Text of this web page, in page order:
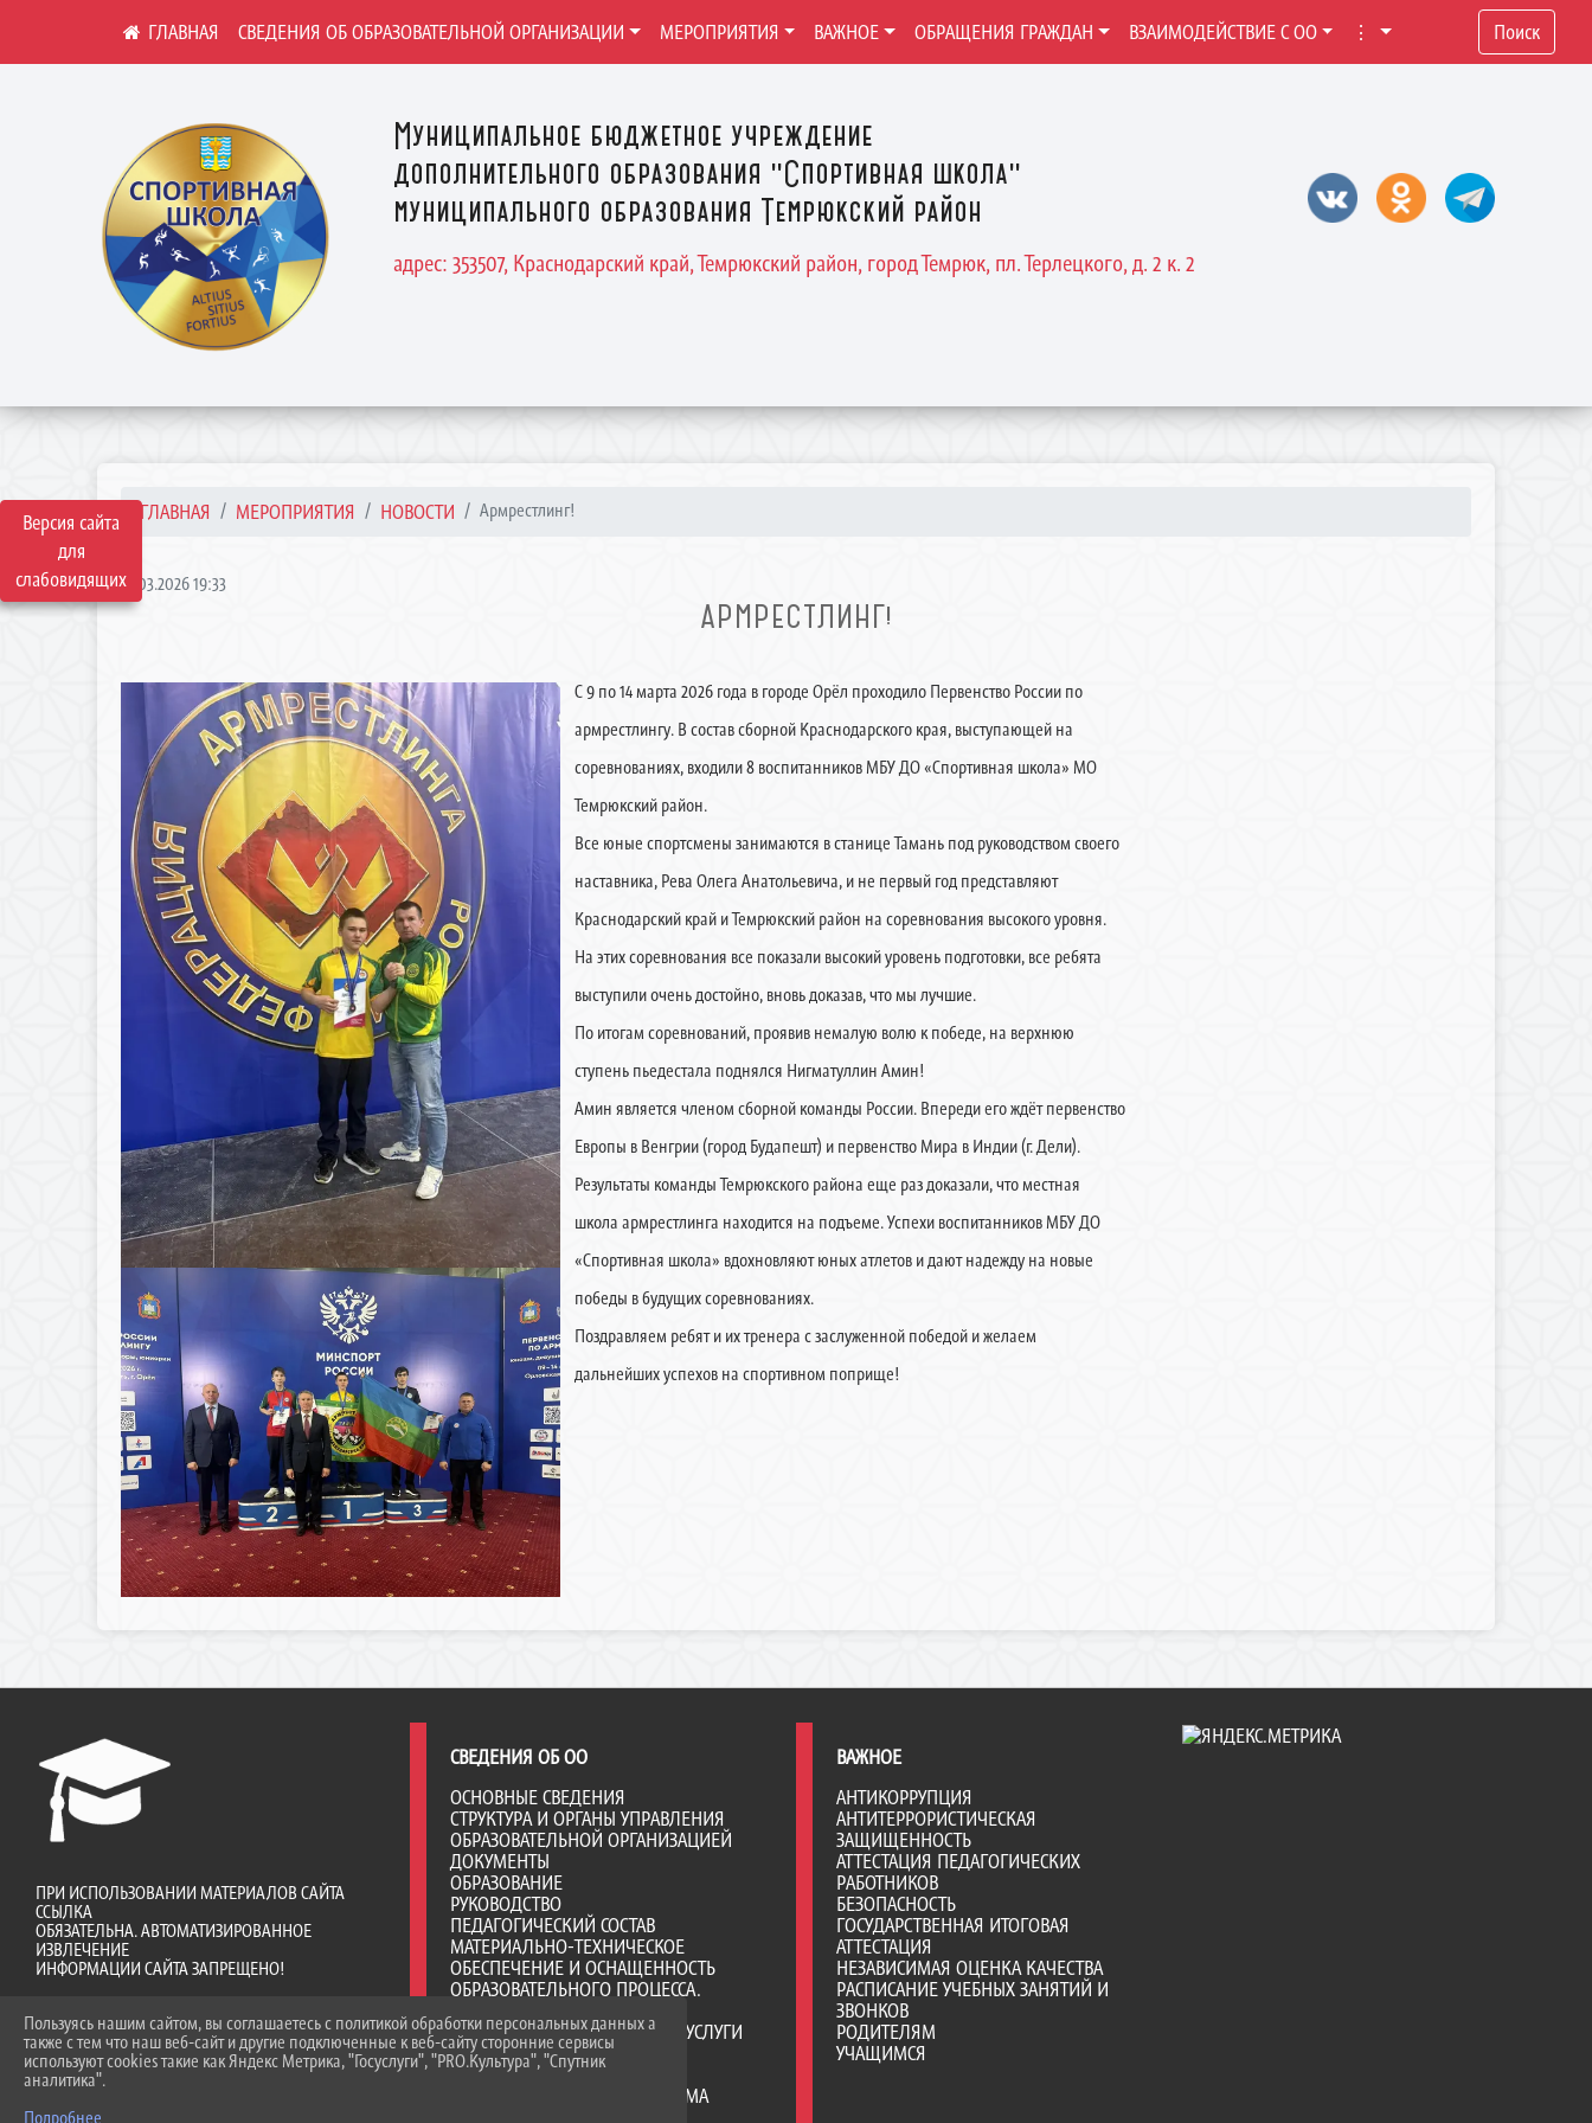
Версия сайта
для
слабовидящих
Муниципальное бюджетное учреждение
дополнительного образования "Спортивная школа"
муниципального образования Темрюкский район
адрес: 353507, Краснодарский край, Темрюкский район, город Темрюк, пл. Терлецкого, д. 2 к. 2
СВЕДЕНИЯ ОБ ОБРАЗОВАТЕЛЬНОЙ ОРГАНИЗАЦИИ МЕРОПРИЯТИЯ ВАЖНОЕ ОБРАЩЕНИЯ ГРАЖДАН ВЗАИМОДЕЙСТВИЕ С ОО ⋮ Поиск
ГЛАВНАЯ МЕРОПРИЯТИЯ НОВОСТИ Армрестлинг!
12.03.2026 19:33
АРМРЕСТЛИНГ!
С 9 по 14 марта 2026 года в городе Орёл проходило Первенство России по
армрестлингу. В состав сборной Краснодарского края, выступающей на
соревнованиях, входили 8 воспитанников МБУ ДО «Спортивная школа» МО
Темрюкский район.
Все юные спортсмены занимаются в станице Тамань под руководством своего
наставника, Рева Олега Анатольевича, и не первый год представляют
Краснодарский край и Темрюкский район на соревнования высокого уровня.
На этих соревнования все показали высокий уровень подготовки, все ребята
выступили очень достойно, вновь доказав, что мы лучшие.
По итогам соревнований, проявив немалую волю к победе, на верхнюю
ступень пьедестала поднялся Нигматуллин Амин!
Амин является членом сборной команды России. Впереди его ждёт первенство
Европы в Венгрии (город Будапешт) и первенство Мира в Индии (г. Дели).
Результаты команды Темрюкского района еще раз доказали, что местная
школа армрестлинга находится на подъеме. Успехи воспитанников МБУ ДО
«Спортивная школа» вдохновляют юных атлетов и дают надежду на новые
победы в будущих соревнованиях.
Поздравляем ребят и их тренера с заслуженной победой и желаем
дальнейших успехов на спортивном поприще!
ПРИ ИСПОЛЬЗОВАНИИ МАТЕРИАЛОВ САЙТА
ССЫЛКА
ОБЯЗАТЕЛЬНА. АВТОМАТИЗИРОВАННОЕ
ИЗВЛЕЧЕНИЕ
ИНФОРМАЦИИ САЙТА ЗАПРЕЩЕНО!
СВЕДЕНИЯ ОБ ОО
ОСНОВНЫЕ СВЕДЕНИЯ
СТРУКТУРА И ОРГАНЫ УПРАВЛЕНИЯ
ОБРАЗОВАТЕЛЬНОЙ ОРГАНИЗАЦИЕЙ
ДОКУМЕНТЫ
ОБРАЗОВАНИЕ
РУКОВОДСТВО
ПЕДАГОГИЧЕСКИЙ СОСТАВ
МАТЕРИАЛЬНО-ТЕХНИЧЕСКОЕ
ОБЕСПЕЧЕНИЕ И ОСНАЩЕННОСТЬ
ОБРАЗОВАТЕЛЬНОГО ПРОЦЕССА.
ДОСТУПНАЯ СРЕДА
ПЛАТНЫЕ ОБРАЗОВАТЕЛЬНЫЕ УСЛУГИ
ФИНАНСОВО-ХОЗЯЙСТВЕННАЯ
ДЕЯТЕЛЬНОСТЬ
ВАКАНТНЫЕ МЕСТА ДЛЯ ПРИЕМА
ВАЖНОЕ
АНТИКОРРУПЦИЯ
АНТИТЕРРОРИСТИЧЕСКАЯ
ЗАЩИЩЕННОСТЬ
АТТЕСТАЦИЯ ПЕДАГОГИЧЕСКИХ
РАБОТНИКОВ
БЕЗОПАСНОСТЬ
ГОСУДАРСТВЕННАЯ ИТОГОВАЯ
АТТЕСТАЦИЯ
НЕЗАВИСИМАЯ ОЦЕНКА КАЧЕСТВА
РАСПИСАНИЕ УЧЕБНЫХ ЗАНЯТИЙ И
ЗВОНКОВ
РОДИТЕЛЯМ
УЧАЩИМСЯ
Пользуясь нашим сайтом, вы соглашаетесь с политикой обработки персональных данных а
также с тем что наш веб-сайт и другие подключенные к веб-сайту сторонние сервисы
используют cookies такие как Яндекс Метрика, "Госуслуги", "PRO.Культура", "Спутник
аналитика".
Подробнее